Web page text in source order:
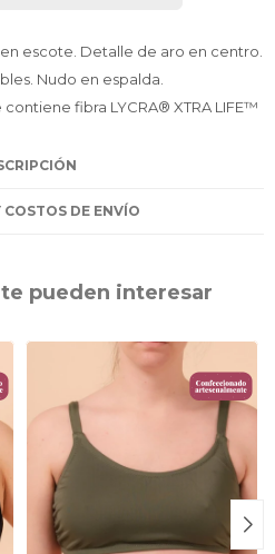
escote. Detalle de aro en centro.
Nudo en espalda.
fibra LYCRA® XTRA LIFE™
DE ENVÍO
pueden interesar